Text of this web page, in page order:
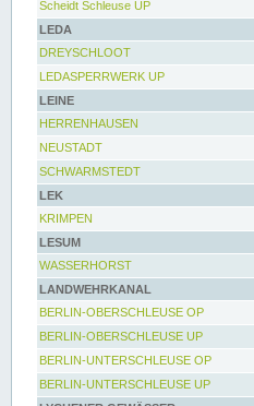
Scheidt Schleuse UP
LEDA
DREYSCHLOOT
LEDASPERRWERK UP
LEINE
HERRENHAUSEN
NEUSTADT
SCHWARMSTEDT
LEK
KRIMPEN
LESUM
WASSERHORST
LANDWEHRKANAL
BERLIN-OBERSCHLEUSE OP
BERLIN-OBERSCHLEUSE UP
BERLIN-UNTERSCHLEUSE OP
BERLIN-UNTERSCHLEUSE UP